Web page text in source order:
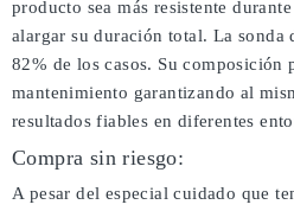
producto sea más resistente
alargar su duración total. La sonda
82% de los casos. Su composición
mantenimiento garantizando al
resultados fiables en diferentes
Compra sin riesgo:
A pesar del especial cuidado que